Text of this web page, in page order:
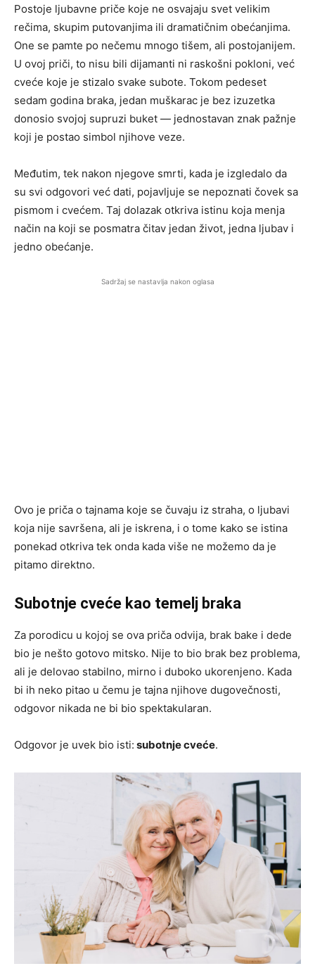
Postoje ljubavne priče koje ne osvajaju svet velikim
rečima, skupim putovanjima ili dramatičnim obećanjima.
One se pamte po nečemu mnogo tišem, ali postojanijem.
U ovoj priči, to nisu bili dijamanti ni raskošni pokloni, već
cveće koje je stizalo svake subote. Tokom pedeset
sedam godina braka, jedan muškarac je bez izuzetka
donosio svojoj supruzi buket — jednostavan znak pažnje
koji je postao simbol njihove veze.
Međutim, tek nakon njegove smrti, kada je izgledalo da
su svi odgovori već dati, pojavljuje se nepoznati čovek sa
pismom i cvećem. Taj dolazak otkriva istinu koja menja
način na koji se posmatra čitav jedan život, jedna ljubav i
jedno obećanje.
Sadržaj se nastavlja nakon oglasa
Ovo je priča o tajnama koje se čuvaju iz straha, o ljubavi
koja nije savršena, ali je iskrena, i o tome kako se istina
ponekad otkriva tek onda kada više ne možemo da je
pitamo direktno.
Subotnje cveće kao temelj braka
Za porodicu u kojoj se ova priča odvija, brak bake i dede
bio je nešto gotovo mitsko. Nije to bio brak bez problema,
ali je delovao stabilno, mirno i duboko ukorenjeno. Kada
bi ih neko pitao u čemu je tajna njihove dugovečnosti,
odgovor nikada ne bi bio spektakularan.
Odgovor je uvek bio isti: subotnje cveće.